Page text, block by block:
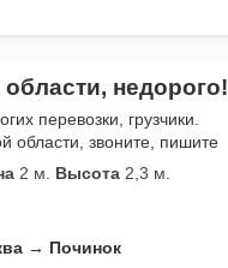
недорого!
перевозки, грузчики.
области, звоните, пишите
2 м. Высота 2,3 м.
→ Починок